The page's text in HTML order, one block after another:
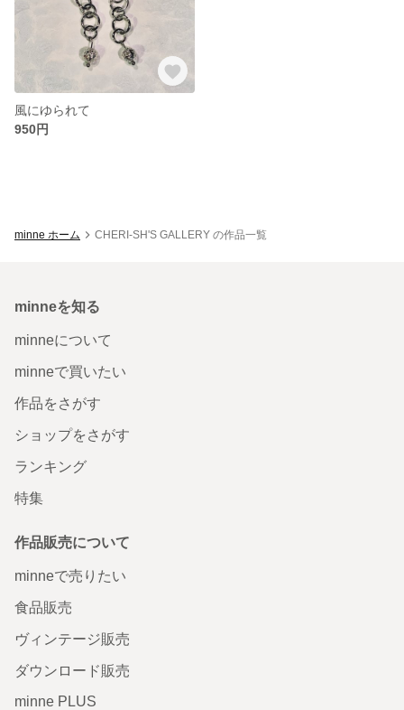
風にゆられて
950円
minne ホーム CHERI-SH'S GALLERY の作品一覧
minneを知る
minneについて
minneで買いたい
作品をさがす
ショップをさがす
ランキング
特集
作品販売について
minneで売りたい
食品販売
ヴィンテージ販売
ダウンロード販売
minne PLUS